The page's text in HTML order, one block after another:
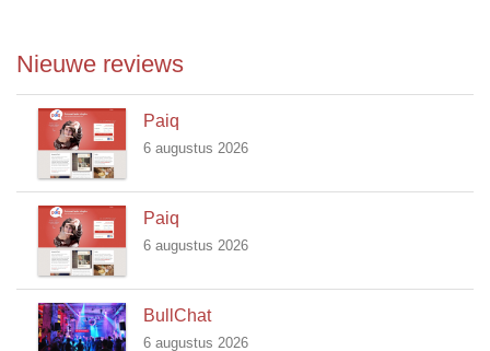
Nieuwe reviews
Paiq
6 augustus 2026
Paiq
6 augustus 2026
BullChat
6 augustus 2026